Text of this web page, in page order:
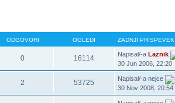
ODGOVORI OGLEDI ZADNJI PRISPEVEK
0 16114 Napisal/-aLaznik
30 Jun 2006, 22:20
2 53725 Napisal/-anejce
30 Nov 2008, 20:54